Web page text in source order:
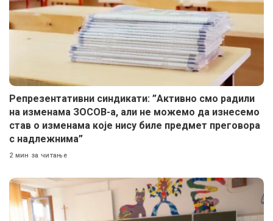
Репрезентативни синдикати: ”Активно смо радили
на изменама ЗОСОВ-а, али не можемо да изнесемо
став о изменама које нису биле предмет преговора
с надлежнима”
2 мин за читање